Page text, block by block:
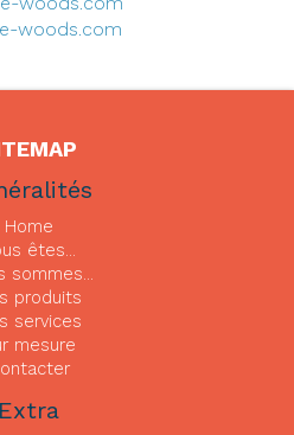
woods.com
Home
êtes...
sommes...
produits
services
mesure
Extra